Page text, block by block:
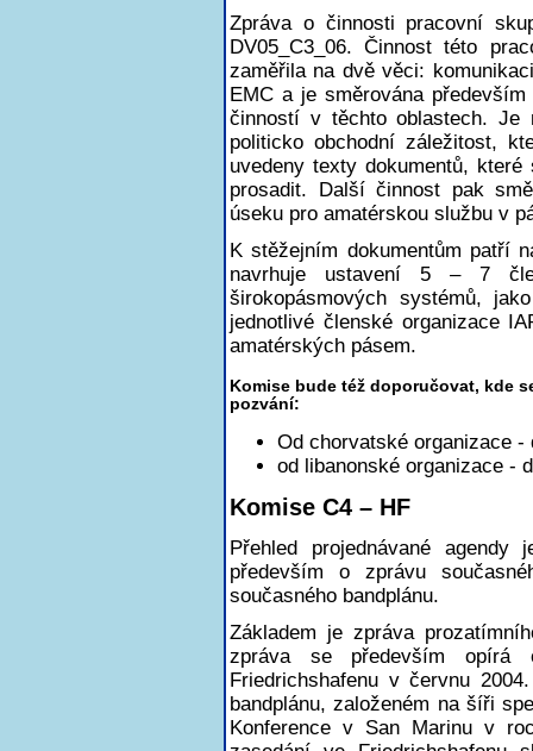
Zpráva o činnosti pracovní
DV05_C3_06. Činnost této
zaměřila na dvě věci:
EMC a je směrována
činností v těchto oblastech.
politicko obchodní záležitost,
uvedeny texty dokumentů,
prosadit. Další činnost pak
úseku pro amatérskou službu v
K stěžejním dokumentům patří
navrhuje ustavení 5 – 7
širokopásmových systémů,
jednotlivé členské organizace
amatérských pásem.
Komise bude též doporučovat, kde
pozvání:
Od chorvatské organizace -
od libanonské organizace -
Komise C4 – HF
Přehled projednávané agendy
především o zprávu
současného bandplánu.
Základem je zpráva
zpráva se především
Friedrichshafenu v červnu
bandplánu, založeném na šíři
Konference v San Marinu v